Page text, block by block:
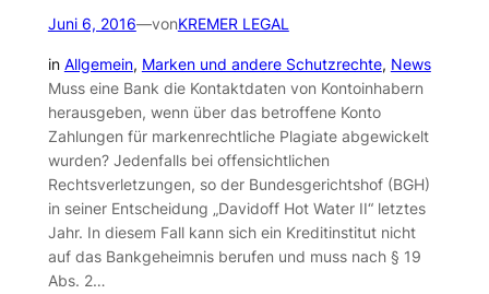
Juni 6, 2016—vonKREMER LEGAL
in Allgemein, Marken und andere Schutzrechte, News
Muss eine Bank die Kontaktdaten von Kontoinhabern
herausgeben, wenn über das betroffene Konto
Zahlungen für markenrechtliche Plagiate abgewickelt
wurden? Jedenfalls bei offensichtlichen
Rechtsverletzungen, so der Bundesgerichtshof (BGH)
in seiner Entscheidung „Davidoff Hot Water II“ letztes
Jahr. In diesem Fall kann sich ein Kreditinstitut nicht
auf das Bankgeheimnis berufen und muss nach § 19
Abs. 2…